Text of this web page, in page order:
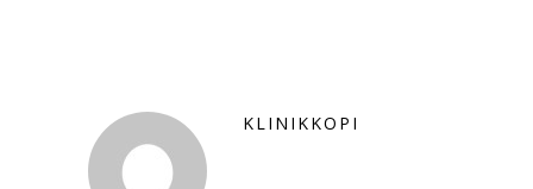
KLINIKKOPI